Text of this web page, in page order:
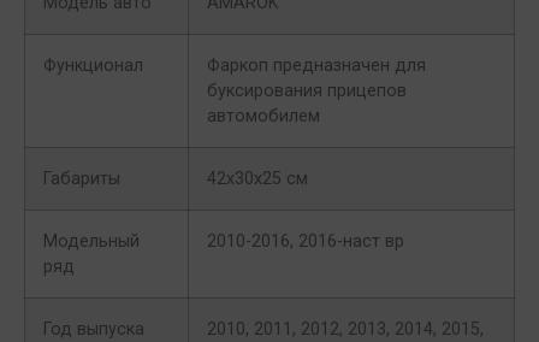
Функционал
Фаркоп предназначен для
буксирования прицепов
автомобилем
Габариты 42х30х25 см
Модельный
ряд
2010-2016, 2016-наст вр
Год выпуска
2010, 2011, 2012, 2013, 2014, 2015,